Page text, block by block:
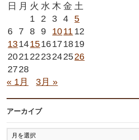
日 月 火 水 木 金 土
1
2 3 4
5
6
7 8 9 1011 12
1314151617 1819
2021 22 23242526
27 28
« 1月
3月 »
アーカイブ
ア